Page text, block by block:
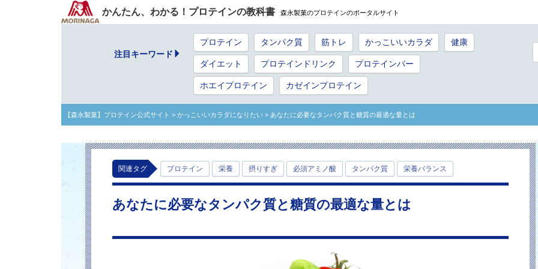
かんたん、わかる！プロテインの教科書 森永製菓のプロテインのポータルサイト
注目キーワード
プロテイン タンパク質 筋トレ かっこいいカラダ 健康
ダイエット プロテインドリンク プロテインバー
ホエイプロテイン カゼインプロテイン
【森永製菓】プロテイン公式サイト > かっこいいカラダになりたい > あなたに必要なタンパク質と糖質の最適な量とは
関連タグ プロテイン 栄養 摂りすぎ 必須アミノ酸 タンパク質 栄養バランス
あなたに必要なタンパク質と糖質の最適な量とは